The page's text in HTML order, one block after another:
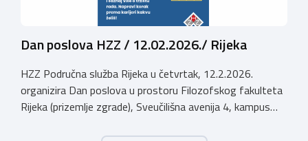
Dan poslova HZZ / 12.02.2026./ Rijeka
HZZ Područna služba Rijeka u četvrtak, 12.2.2026.
organizira Dan poslova u prostoru Filozofskog fakulteta
Rijeka (prizemlje zgrade), Sveučilišna avenija 4, kampus